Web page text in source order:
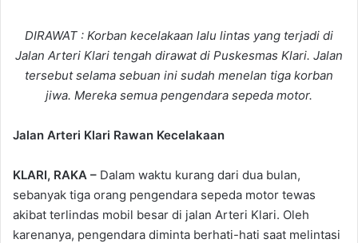
DIRAWAT : Korban kecelakaan lalu lintas yang terjadi di
Jalan Arteri Klari tengah dirawat di Puskesmas Klari. Jalan
tersebut selama sebuan ini sudah menelan tiga korban
jiwa. Mereka semua pengendara sepeda motor.
Jalan Arteri Klari Rawan Kecelakaan
KLARI, RAKA – Dalam waktu kurang dari dua bulan,
sebanyak tiga orang pengendara sepeda motor tewas
akibat terlindas mobil besar di jalan Arteri Klari. Oleh
karenanya, pengendara diminta berhati-hati saat melintasi